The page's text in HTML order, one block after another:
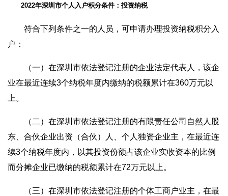
2022年深圳市个人入户积分条件：投资纳税
符合下列条件之一的人员，可申请办理投资纳税积分入
户：
（一）在深圳市依法登记注册的企业法定代表人，该企
业在最近连续3个纳税年度内缴纳的税额累计在360万元以
上。
（二）在深圳市依法登记注册的有限责任公司自然人股
东、合伙企业出资（合伙）人、个人独资企业主，在最近连
续3个纳税年度内，以其投资份额占该企业实收资本的比例
而分摊企业已缴纳的税额累计在72万元以上。
（三）在深圳市依法登记注册的个体工商户业主，在最